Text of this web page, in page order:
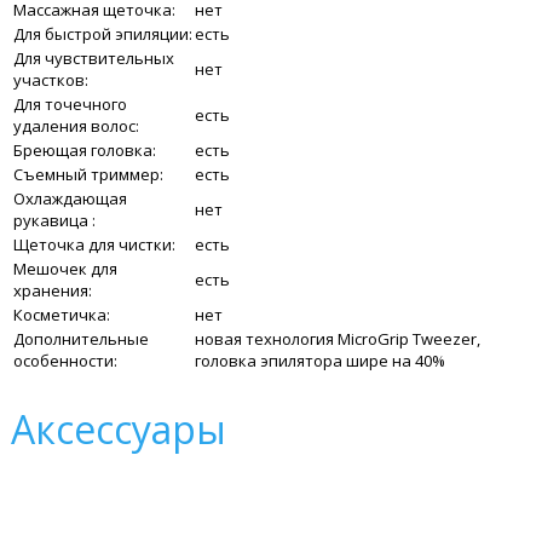
Массажная щеточка:
нет
Для быстрой эпиляции:есть
Для чувствительных
участков:
нет
Для точечного
удаления волос:
есть
Бреющая головка:
есть
Съемный триммер:
есть
Охлаждающая
рукавица :
нет
Щеточка для чистки:
есть
Мешочек для
хранения:
есть
Косметичка:
нет
Дополнительные
особенности:
новая технология MicroGrip Tweezer,
головка эпилятора шире на 40%
Аксессуары